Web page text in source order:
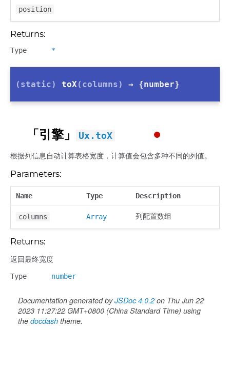
position
Returns:
Type *
(static) toX(columns) → {number}
「引擎」 Ux.toX
根据列信息自动计算表格宽度，计算值会包含多种不同的列值。
Parameters:
Name Type Description
columns Array 列配置数组
Returns:
返回最终宽度
Type number
Documentation generated byJSDoc 4.0.2on Thu Jun 22
2023 11:27:22 GMT+0800 (China Standard Time) using
the docdash theme.